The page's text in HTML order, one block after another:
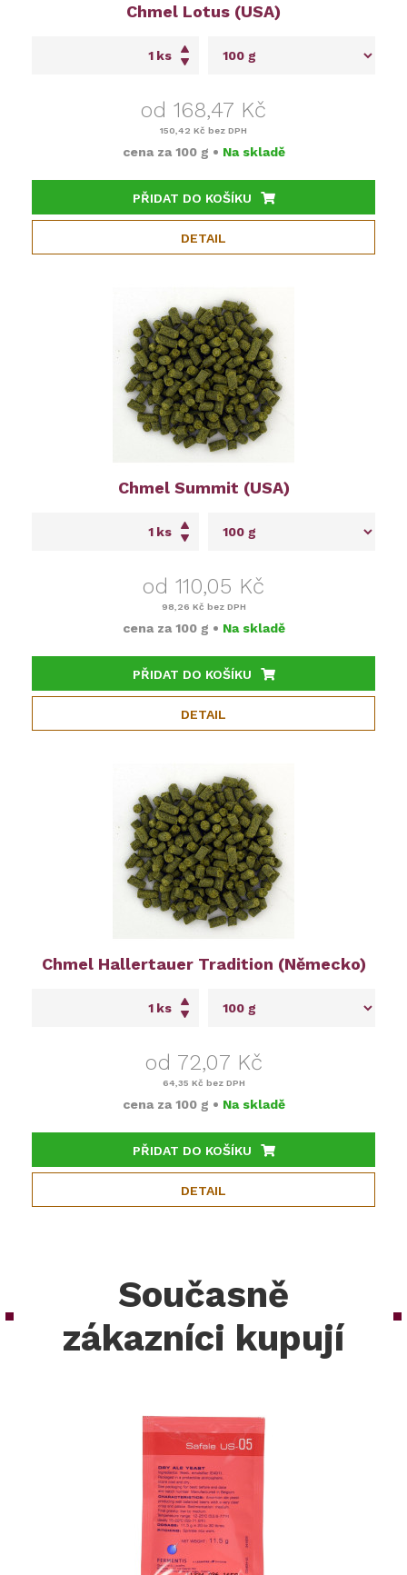
Chmel Lotus (USA)
ks
od 168,47 Kč
150,42 Kč bez DPH
cena za 100 g • Na skladě
PŘIDAT DO KOŠÍKU
DETAIL
Chmel Summit (USA)
ks
od 110,05 Kč
98,26 Kč bez DPH
cena za 100 g • Na skladě
PŘIDAT DO KOŠÍKU
DETAIL
Chmel Hallertauer Tradition (Německo)
ks
od 72,07 Kč
64,35 Kč bez DPH
cena za 100 g • Na skladě
PŘIDAT DO KOŠÍKU
DETAIL
Současně
zákazníci kupují